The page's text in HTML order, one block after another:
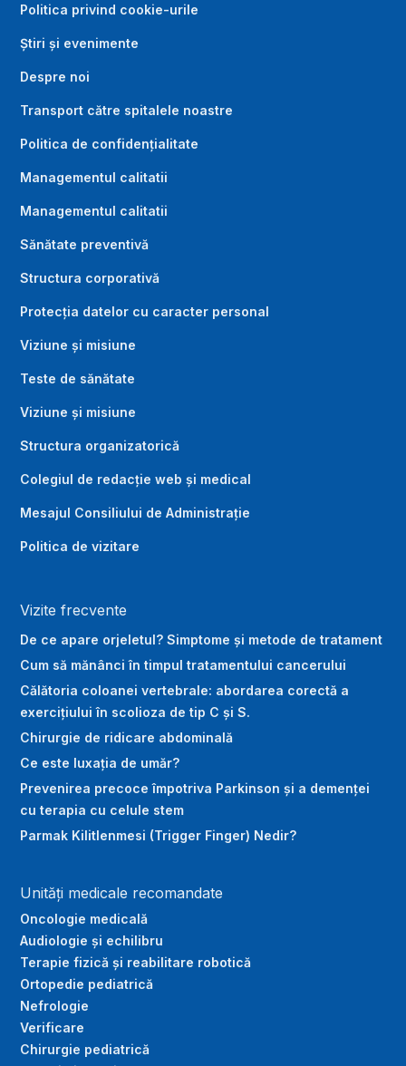
Politica privind cookie-urile
Știri și evenimente
Despre noi
Transport către spitalele noastre
Politica de confidențialitate
Managementul calitatii
Managementul calitatii
Sănătate preventivă
Structura corporativă
Protecția datelor cu caracter personal
Viziune și misiune
Teste de sănătate
Viziune și misiune
Structura organizatorică
Colegiul de redacție web și medical
Mesajul Consiliului de Administrație
Politica de vizitare
Vizite frecvente
De ce apare orjeletul? Simptome și metode de tratament
Cum să mănânci în timpul tratamentului cancerului
Călătoria coloanei vertebrale: abordarea corectă a
exercițiului în scolioza de tip C și S.
Chirurgie de ridicare abdominală
Ce este luxația de umăr?
Prevenirea precoce împotriva Parkinson și a demenței
cu terapia cu celule stem
Parmak Kilitlenmesi (Trigger Finger) Nedir?
Unități medicale recomandate
Oncologie medicală
Audiologie și echilibru
Terapie fizică și reabilitare robotică
Ortopedie pediatrică
Nefrologie
Verificare
Chirurgie pediatrică